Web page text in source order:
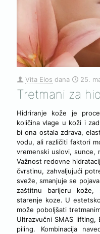
Vita Elos dana 25.
Tretmani za
Hidriranje kože je
količina vlage u koži i
bi ona ostala zdrava,
vodu, ali različiti faktori
vremenski uslovi, sunce,
Važnost redovne
čvrstinu, zahvaljujući
sveže, smanjuje se
zaštitnu barijeru kože,
starenje koze. U
može poboljšati
Ultrazvučni SMAS lifting,
piling. Kombinacija